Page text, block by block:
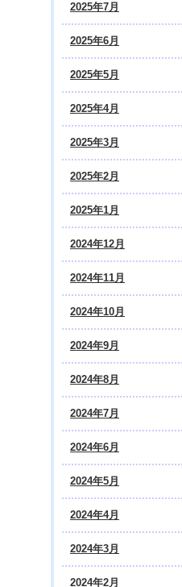
2025年7月
2025年6月
2025年5月
2025年4月
2025年3月
2025年2月
2025年1月
2024年12月
2024年11月
2024年10月
2024年9月
2024年8月
2024年7月
2024年6月
2024年5月
2024年4月
2024年3月
2024年2月